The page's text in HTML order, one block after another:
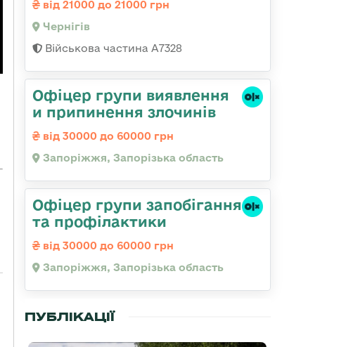
від 21000 до 21000 грн
Чернігів
Військова частина А7328
Офіцер групи виявлення
и припинення злочинів
від 30000 до 60000 грн
Запоріжжя, Запорізька область
Офіцер групи запобігання
та профілактики
від 30000 до 60000 грн
Запоріжжя, Запорізька область
ПУБЛІКАЦІЇ